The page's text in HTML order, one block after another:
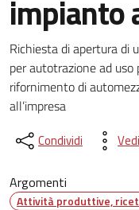
impianto
Dettagli del
Richiesta di apertura di
per autotrazione ad
rifornimento di
all’impresa
Condividi
Argomenti
Attività produttive,